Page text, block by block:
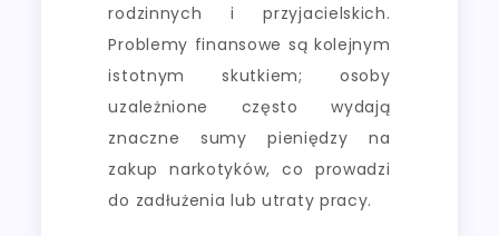
rodzinnych i przyjacielskich.
Problemy finansowe są kolejnym
istotnym skutkiem; osoby
uzależnione często wydają
znaczne sumy pieniędzy na
zakup narkotyków, co prowadzi
do zadłużenia lub utraty pracy.